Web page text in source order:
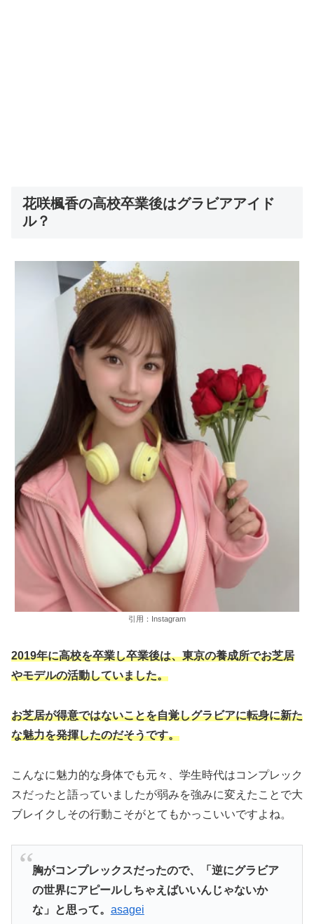
花咲楓香の高校卒業後はグラビアアイド
ル？
引用：Instagram
2019年に高校を卒業し卒業後は、東京の養成所でお芝居
やモデルの活動していました。
お芝居が得意ではないことを自覚しグラビアに転身に新た
な魅力を発揮したのだそうです。
こんなに魅力的な身体でも元々、学生時代はコンプレック
スだったと語っていましたが弱みを強みに変えたことで大
ブレイクしその行動こそがとてもかっこいいですよね。
胸がコンプレックスだったので、「逆にグラビア
の世界にアピールしちゃえばいいんじゃないか
な」と思って。 asagei